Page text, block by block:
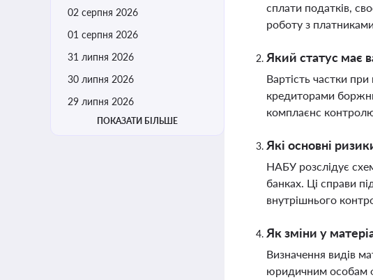
02 серпня 2026
01 серпня 2026
31 липня 2026
30 липня 2026
29 липня 2026
ПОКАЗАТИ БІЛЬШЕ
сплати податків,
роботу з
Який статус має
Вартість частки
кредиторами
комплаєнс
Які основні
НАБУ розслідує
банках. Ці справи
внутрішнього
Як зміни у
Визначення видів
юридичним особам